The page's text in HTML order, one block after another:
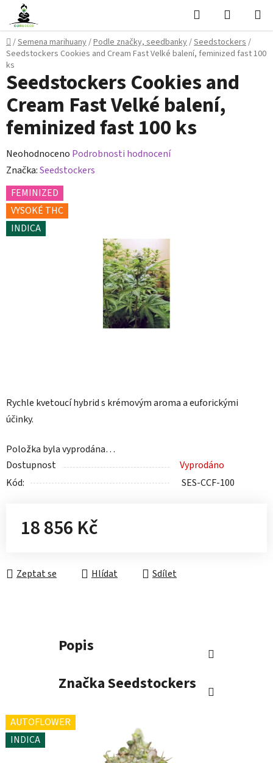
Přejít
obsah
Hledat
KOŠÍK
Domů
/Semena marihuany/Podle značky, seedbanky/Seedstockers/
Seedstockers Cookies and Cream Fast Velké balení, feminized fast 100
ks
Rychle kvetoucí hybrid s krémovým aroma a euforickými
účinky.
Položka byla vyprodána…
Dostupnost
Vyprodáno
Kód:
SES-CCF-100
18 856 Kč
Zeptat se
Hlídat Sdílet
Seedstockers Cookies and
Cream Fast Velké balení,
feminized fast 100 ks
Průměrné
hodnocení
produktu
je
0,0
z
Neohodnoceno Podrobnosti hodnocení
Značka:Seedstockers
FEMINIZED
VYSOKÉ THC
INDICA
Popis
ZnačkaSeedstockers
AUTOFLOWER
INDICA